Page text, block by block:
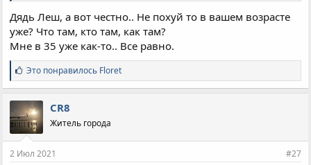
Дядь Леш, а вот честно.. Не похуй то в вашем возрасте
уже? Что там, кто там, как там?
Мне в 35 уже как-то.. Все равно.
С
и
м
п
а
т
и
:
Это понравилось Floret
CR8
Житель города
2 Июл 2021 #27